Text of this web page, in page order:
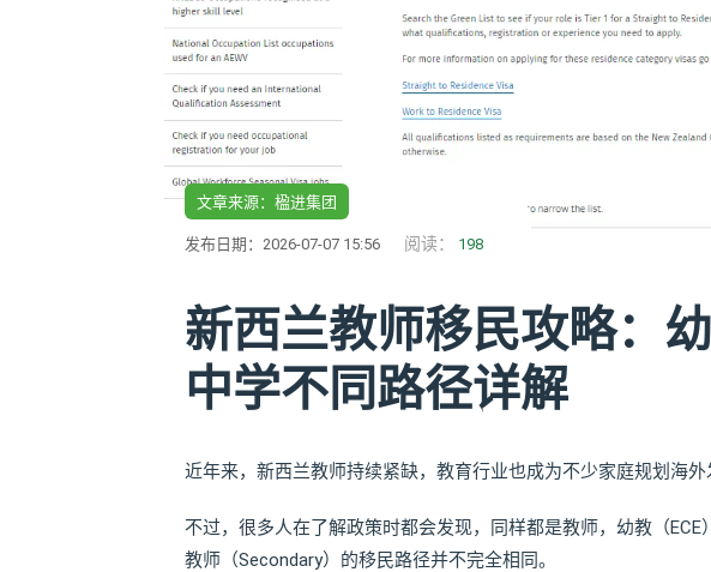
文章来源：楹进集团
发布日期：2026-07-07 15:56 阅读： 198
新西兰教师移民攻略：幼
中学不同路径详解
近年来，新西兰教师持续紧缺，教育行业也成为不少家庭规划海外
不过，很多人在了解政策时都会发现，同样都是教师，幼教（
教师（Secondary）的移民路径并不完全相同。